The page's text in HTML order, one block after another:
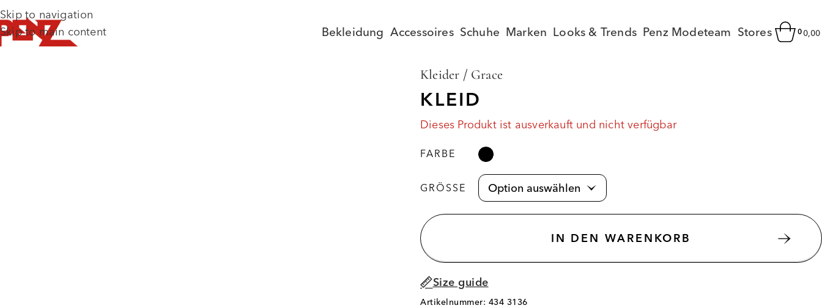
Skip to navigation
Skip to main content
Bekleidung Accessoires Schuhe Marken Looks & Trends Penz Modeteam Stores 0
Kleider / Grace
KLEID
Dieses Produkt ist ausverkauft und nicht verfügbar
FARBE
GRÖSSE
IN DEN WARENKORB
Size guide
Artikelnummer: 434 3136